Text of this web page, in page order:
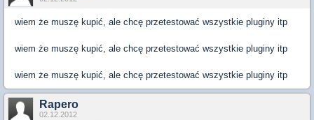
wiem że muszę kupić, ale chcę przetestować wszystkie pluginy itp
wiem że muszę kupić, ale chcę przetestować wszystkie pluginy itp
wiem że muszę kupić, ale chcę przetestować wszystkie pluginy itp
Rapero
02.12.2012